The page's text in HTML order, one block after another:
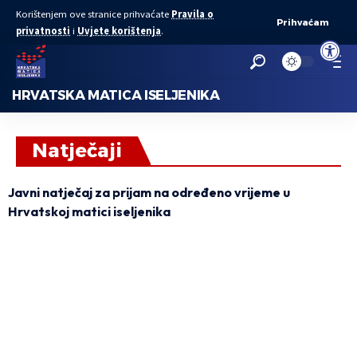
Open
Korištenjem ove stranice prihvaćate Pravila o
privatnosti i Uvjete korištenja.
Prihvaćam
HRVATSKA MATICA ISELJENIKA
Natječaji
Javni natječaj za prijam na određeno vrijeme u
Hrvatskoj matici iseljenika